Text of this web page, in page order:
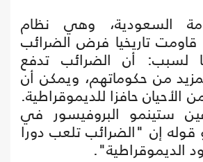
السعودية، وهي نظام
قاومت تاريخيا فرض الضرائب
لسبب: أن الضرائب تدفع
من حكوماتهم، ويمكن أن
الأحيان حافزا للديموقراطية.
ستينمو البروفيسور في
قوله إن "الضرائب تلعب دورا
الديموقراطية".